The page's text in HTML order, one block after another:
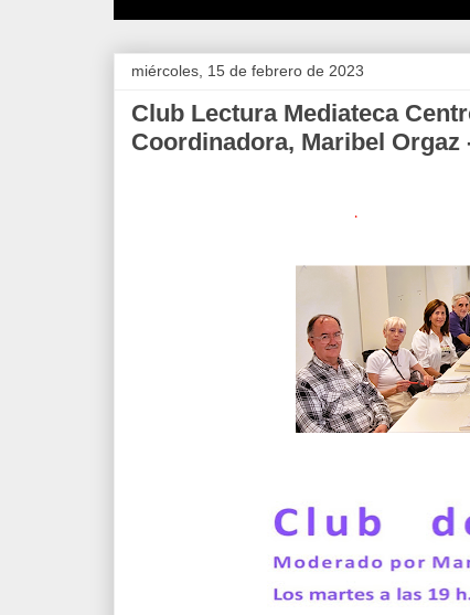
miércoles, 15 de febrero de 2023
Club Lectura Mediateca
Coordinadora, Maribel Orgaz